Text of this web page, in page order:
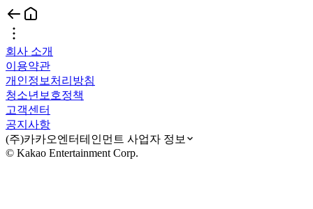
회사 소개
이용약관
개인정보처리방침
청소년보호정책
고객센터
공지사항
(주)카카오엔터테인먼트 사업자 정보
© Kakao Entertainment Corp.